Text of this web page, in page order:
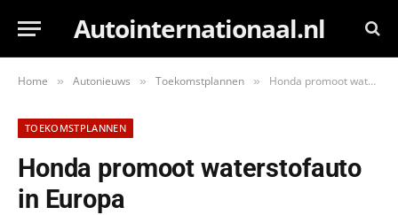
Autointernationaal.nl
Home » Autonieuws » Toekomstplannen » Honda promoot waterstofauto in Europa
TOEKOMSTPLANNEN
Honda promoot waterstofauto
in Europa